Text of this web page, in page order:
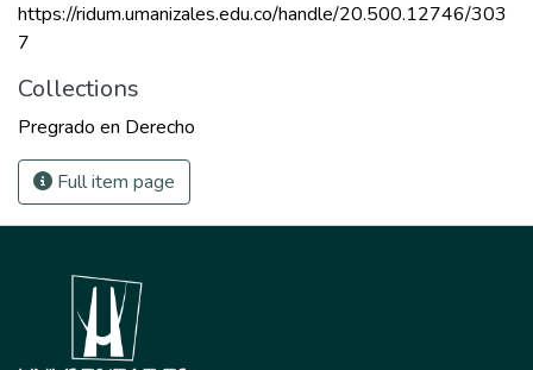
https://ridum.umanizales.edu.co/handle/20.500.12746/303
7
Collections
Pregrado en Derecho
Full item page